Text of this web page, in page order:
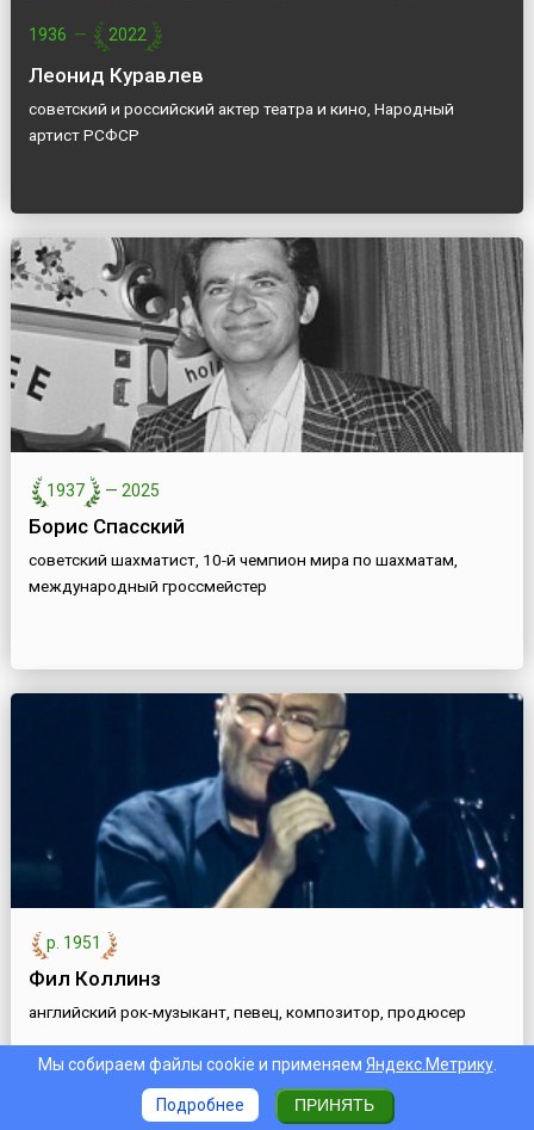
1936 — 2022
Леонид Куравлев
советский и российский актер театра и кино, Народный
артист РСФСР
1937 — 2025
Борис Спасский
советский шахматист, 10-й чемпион мира по шахматам,
международный гроссмейстер
р. 1951
Фил Коллинз
английский рок-музыкант, певец, композитор, продюсер
Мы собираем файлы cookie и применяем Яндекс.Метрику.
Подробнее ПРИНЯТЬ